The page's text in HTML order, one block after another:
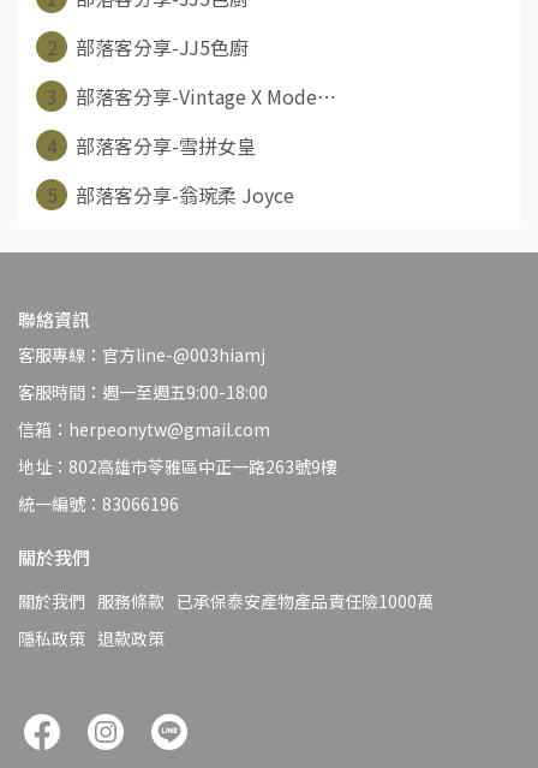
2
部落客分享-JJ5色廚
3
部落客分享-Vintage X Mode⋯
4
部落客分享-雪拼女皇
5
部落客分享-翁琬柔 Joyce
聯絡資訊
客服專線：官方line-@003hiamj
客服時間：週一至週五9:00-18:00
信箱：herpeonytw@gmail.com
地址：802高雄市苓雅區中正一路263號9樓
統一編號：83066196
關於我們
關於我們 服務條款 已承保泰安產物產品責任險1000萬
隱私政策 退款政策